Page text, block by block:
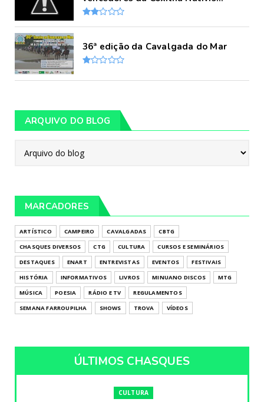
36ª edição da Cavalgada do Mar
ARQUIVO DO BLOG
MARCADORES
ARTÍSTICO CAMPEIRO CAVALGADAS
CBTG
CHASQUES DIVERSOS
CTG CULTURA
CURSOS E SEMINÁRIOS
DESTAQUES
ENART ENTREVISTAS EVENTOS
FESTIVAIS
HISTÓRIA
INFORMATIVOS LIVROS MINUANO DISCOS
MTG
MÚSICA
POESIA RÁDIO E TV
REGULAMENTOS
SEMANA FARROUPILHA
SHOWS TROVA VÍDEOS
ÚLTIMOS CHASQUES
CULTURA